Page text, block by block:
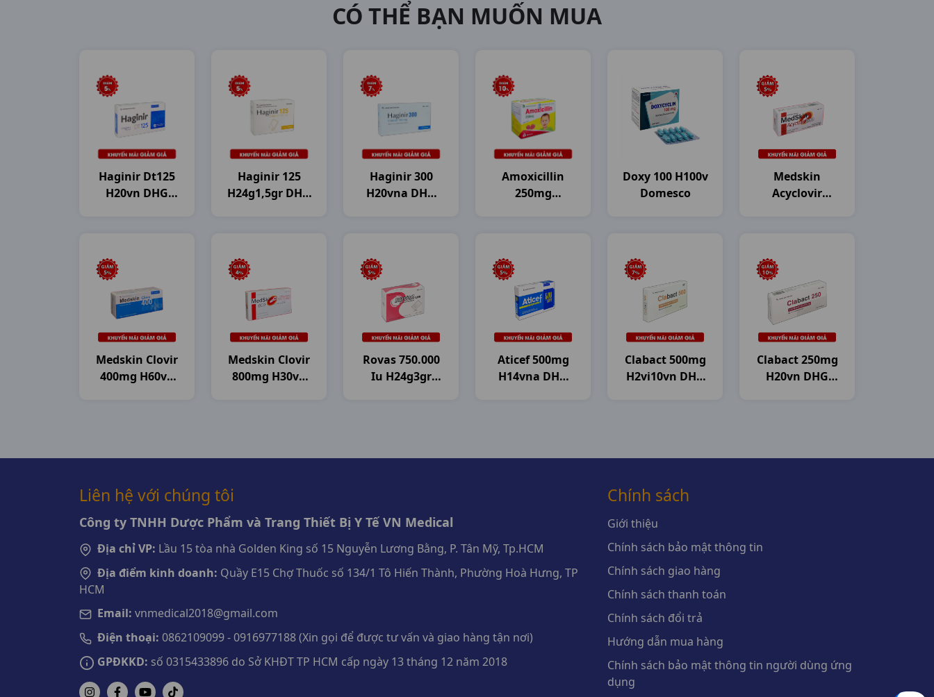
CÓ THỂ BẠN MUỐN MUA
Haginir Dt125
H20vn DHG
Haginir 125
H24g1,5gr DHG
Haginir 300
H20vna DHG
Amoxicillin
250mg
Doxy 100 H100v
Domesco
Medskin
Acyclovir
Medskin Clovir
400mg H60vn
Medskin Clovir
800mg H30vn
Rovas 750.000
Iu H24g3gr
Aticef 500mg
H14vna DHG
Clabact 500mg
H2vi10vn DHG
Clabact 250mg
H20vn DHG
Liên hệ với chúng tôi
Công ty TNHH Dược Phẩm và Trang Thiết Bị Y Tế VN Medical
Địa chỉ VP: Lầu 15 tòa nhà Golden King số 15 Nguyễn Lương Bằng, P. Tân Mỹ, Tp.HCM
Địa điểm kinh doanh: Quầy E15 Chợ Thuốc số 134/1 Tô Hiến Thành, Phường Hoà Hưng, TP
HCM
Email: vnmedical2018@gmail.com
Điện thoại: 0862109099 - 0916977188 (Xin gọi để được tư vấn và giao hàng tận nơi)
GPĐKKD: số 0315433896 do Sở KHĐT TP HCM cấp ngày 13 tháng 12 năm 2018
Chính sách
Giới thiệu
Chính sách bảo mật thông tin
Chính sách giao hàng
Chính sách thanh toán
Chính sách đổi trả
Hướng dẫn mua hàng
Chính sách bảo mật thông tin người dùng ứng
dụng